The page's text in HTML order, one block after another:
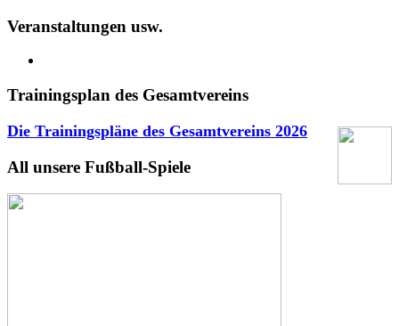
Veranstaltungen usw.
Trainingsplan des Gesamtvereins
Die Trainingspläne des Gesamtvereins 2026
All unsere Fußball-Spiele